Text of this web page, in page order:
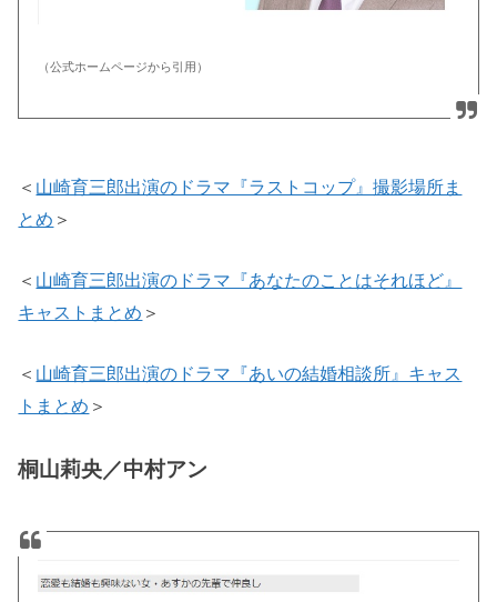
（公式ホームページから引用）
＜ 山崎育三郎出演のドラマ『ラストコップ』撮影場所ま
とめ ＞
＜ 山崎育三郎出演のドラマ『あなたのことはそれほど』
キャストまとめ ＞
＜ 山崎育三郎出演のドラマ『あいの結婚相談所』キャス
トまとめ ＞
桐山莉央／中村アン